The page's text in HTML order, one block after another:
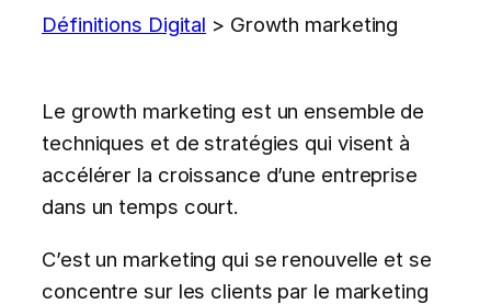
Définitions Digital > Growth marketing
Le growth marketing est un ensemble de
techniques et de stratégies qui visent à
accélérer la croissance d’une entreprise
dans un temps court.
C’est un marketing qui se renouvelle et se
concentre sur les clients par le marketing